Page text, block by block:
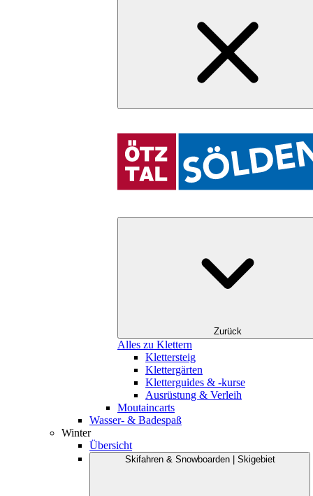
Zurück
Alles zu Klettern
Klettersteig
Klettergärten
Kletterguides & -kurse
Ausrüstung & Verleih
Moutaincarts
Wasser- & Badespaß
Winter
Übersicht
Skifahren & Snowboarden | Skigebiet